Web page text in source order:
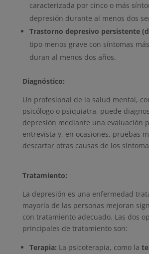
caracterizada por cinco o más
depresión durante al menos dos
Trastorno depresivo persistente
tipo menos grave con síntomas
duran al menos dos años.
Diagnóstico:
Un profesional de la salud mental,
psicólogo o psiquiatra, puede
depresión mediante una evaluación
entrevista y, en ocasiones, pruebas
descartar otras causas de los
Tratamiento:
La depresión es una enfermedad
mayoría de las personas mejoran
con tratamiento adecuado. Las dos
principales de tratamiento son:
Terapia: La psicoterapia, como la